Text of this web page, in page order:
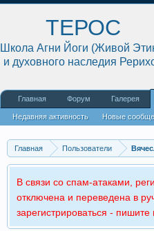
Главная Пользователи
В связи со спам-атаками,
отключена и переведена в
зарегистрироваться - пишите
ТЕРОС
Школа Агни Йоги (Живой
и духовного наследия
Главная Форум Галерея
Недавняя активность Новые